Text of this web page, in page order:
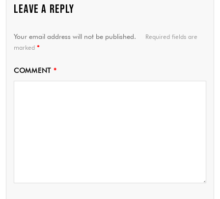
LEAVE A REPLY
Your email address will not be published.
Required fields are
marked *
COMMENT *